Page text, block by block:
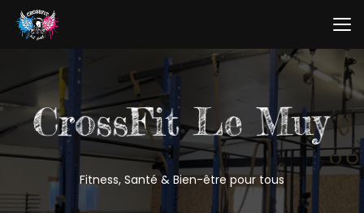
Aller
contenu
Fitness, Santé & Bien-être pour tous